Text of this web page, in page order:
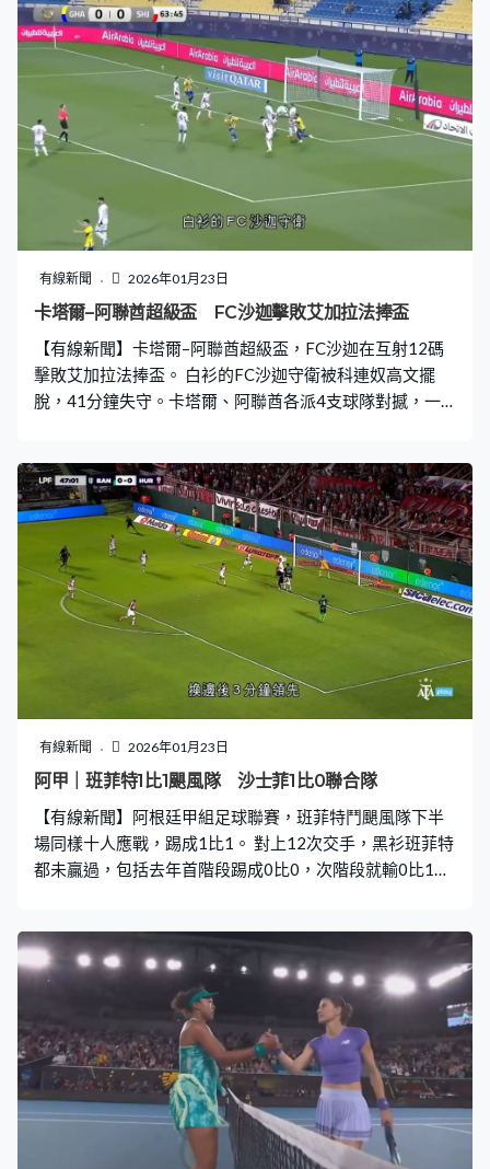
英格蘭聯賽盃，2024年捧走足總盃。
有線新聞 2026年01月23日
卡塔爾–阿聯酋超級盃 FC沙迦擊敗艾加拉法捧盃
【有線新聞】卡塔爾–阿聯酋超級盃，FC沙迦在互射12碼
擊敗艾加拉法捧盃。 白衫的FC沙迦守衛被科連奴高文擺
脫，41分鐘失守。卡塔爾、阿聯酋各派4支球隊對撼，一
網。比賽不設加時，直接互射12碼。艾加拉法的張賢秀第
5輪射失，哥朗拿度射同一位置在門將手底入網，FC沙迦5
輪全中，12碼贏5比4奪標。
有線新聞 2026年01月23日
阿甲｜班菲特1比1颶風隊 沙士菲1比0聯合隊
【有線新聞】阿根廷甲組足球聯賽，班菲特鬥颶風隊下半
場同樣十人應戰，踢成1比1。 對上12次交手，黑衫班菲特
都未贏過，包括去年首階段踢成0比0，次階段就輸0比1。
路文迪斯升高頂入，開季第一場，開心到像捧盃。7分鐘
後，球證被叫到場邊看重播，班菲特的艾多恩被撐了一
腳，柏拉達直接被逐離場。 踢多個的大好機會卻如此浪
費，盧比斯加西亞射門乏力兼射正中間，尾段斷送人數優
勢，艾斯基維剷跌對手，兩黃一紅，班菲特都要打少一
個。變成同樣十人應戰最後贏不了，被颶風隊的佐迪卡斯
度遠柱撞入，84分鐘追和，踢成1比1，各得1分。 白衫的
沙士菲作客險勝聯合隊，杜巴斯安查達禁區邊射穿人群，
補時1分鐘入球贏1比0。